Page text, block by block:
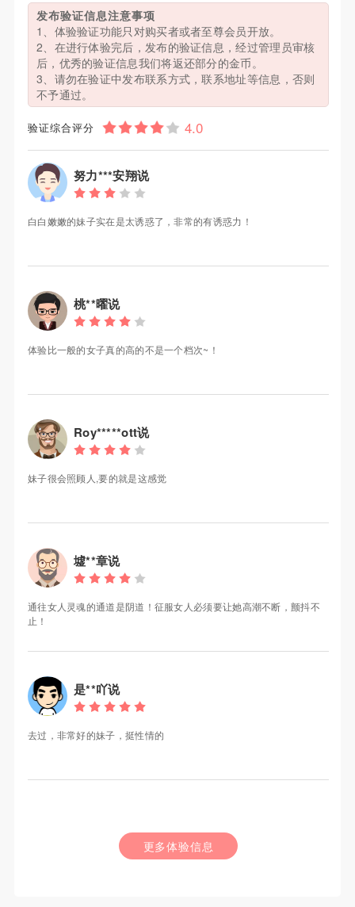
发布验证信息注意事项
1、体验验证功能只对购买者或者至尊会员开放。
2、在进行体验完后，发布的验证信息，经过管理员审核
后，优秀的验证信息我们将返还部分的金币。
3、请勿在验证中发布联系方式，联系地址等信息，否则
不予通过。
验证综合评分
努力***安翔说
白白嫩嫩的妹子实在是太诱惑了，非常的有诱惑力！
桃**曜说
体验比一般的女子真的高的不是一个档次~！
Roy*****ott说
妹子很会照顾人,要的就是这感觉
墟**章说
通往女人灵魂的通道是阴道！征服女人必须要让她高潮不断，颤抖不
止！
是**吖说
去过，非常好的妹子，挺性情的
更多体验信息